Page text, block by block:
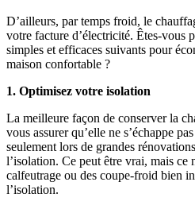
D’ailleurs, par temps froid, le
votre facture d’électricité. Êtes-vous
simples et efficaces suivants pour
maison confortable ?
1. Optimisez votre isolation
La meilleure façon de conserver la
vous assurer qu’elle ne s’échappe
seulement lors de grandes
l’isolation. Ce peut être vrai, mais ce
calfeutrage ou des coupe-froid bien
l’isolation.